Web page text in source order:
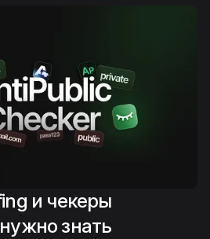
и чекеры
знать